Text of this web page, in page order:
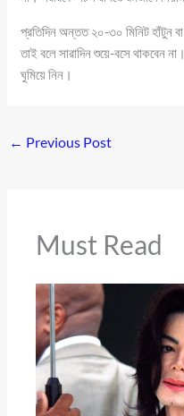
প্রতিদিন অন্তত ২০-৩০ মিনিট হাঁটুন
তাই বলে সারাদিন শুয়ে-বসে থাকবেন
ঘুমিয়ে নিন।
← Previous Post
Must Read